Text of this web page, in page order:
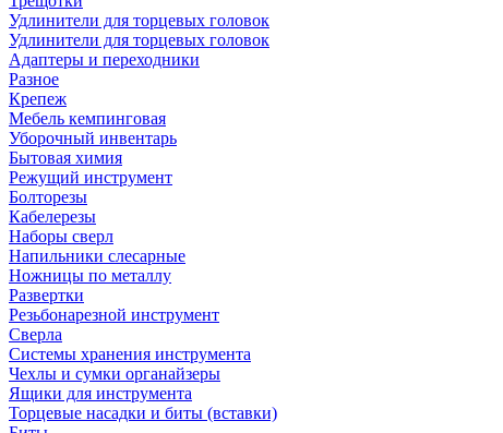
Удлинители для торцевых головок
Удлинители для торцевых головок
Адаптеры и переходники
Разное
Крепеж
Мебель кемпинговая
Уборочный инвентарь
Бытовая химия
Режущий инструмент
Болторезы
Кабелерезы
Наборы сверл
Напильники слесарные
Ножницы по металлу
Развертки
Резьбонарезной инструмент
Сверла
Системы хранения инструмента
Чехлы и сумки органайзеры
Ящики для инструмента
Торцевые насадки и биты (вставки)